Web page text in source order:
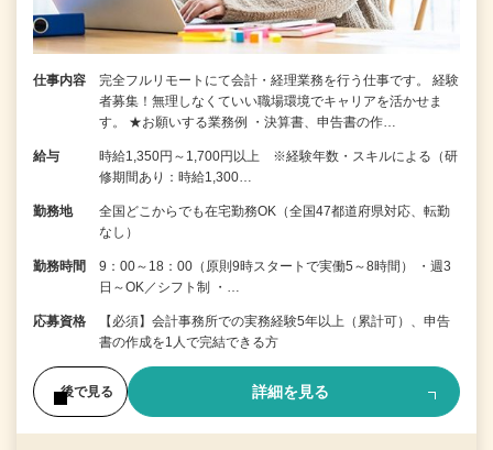
仕事内容
完全フルリモートにて会計・経理業務を行う仕事です。 経験
者募集！無理しなくていい職場環境でキャリアを活かせま
す。 ★お願いする業務例 ・決算書、申告書の作…
給与
時給1,350円～1,700円以上 ※経験年数・スキルによる（研
修期間あり：時給1,300…
勤務地
全国どこからでも在宅勤務OK（全国47都道府県対応、転勤
なし）
勤務時間
9：00～18：00（原則9時スタートで実働5～8時間） ・週3
日～OK／シフト制 ・…
応募資格
【必須】会計事務所での実務経験5年以上（累計可）、申告
書の作成を1人で完結できる方
後で見る 詳細を見る